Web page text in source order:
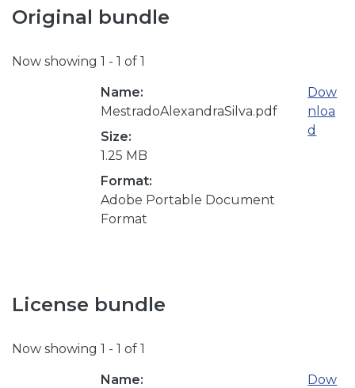
Original bundle
Now showing 1 - 1 of 1
Name:
MestradoAlexandraSilva.pdf
Size:
1.25 MB
Format:
Adobe Portable Document
Format
Dow
nloa
d
License bundle
Now showing 1 - 1 of 1
Name:
Dow